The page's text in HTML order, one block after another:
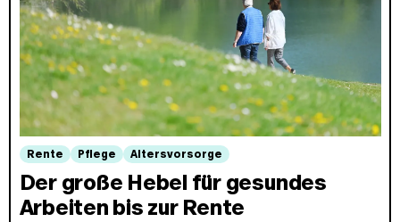
Rente Pflege Altersvorsorge
Der große Hebel für gesundes
Arbeiten bis zur Rente